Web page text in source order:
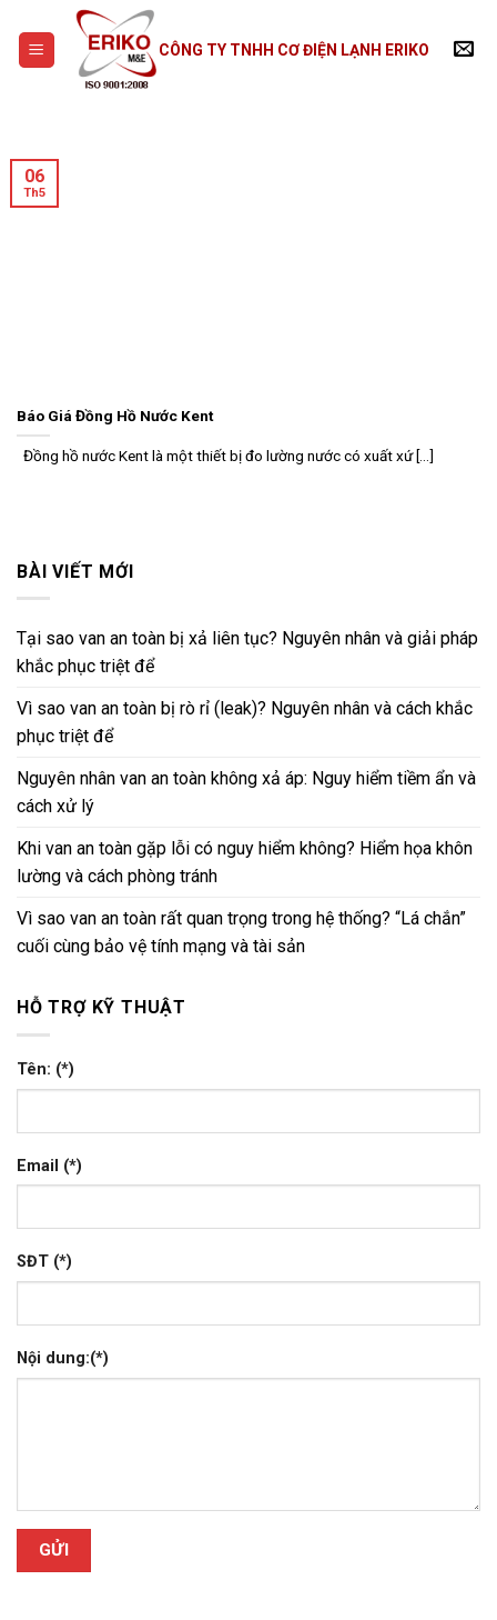
content
CÔNG TY TNHH CƠ ĐIỆN LẠNH ERIKO
Báo Giá Đồng Hồ Nước Kent
Đồng hồ nước Kent là một thiết bị đo lường nước có xuất xứ [...]
06
Th5
BÀI VIẾT MỚI
Tại sao van an toàn bị xả liên tục? Nguyên nhân và giải pháp
khắc phục triệt để
Vì sao van an toàn bị rò rỉ (leak)? Nguyên nhân và cách khắc
phục triệt để
Nguyên nhân van an toàn không xả áp: Nguy hiểm tiềm ẩn và
cách xử lý
Khi van an toàn gặp lỗi có nguy hiểm không? Hiểm họa khôn
lường và cách phòng tránh
Vì sao van an toàn rất quan trọng trong hệ thống? “Lá chắn”
cuối cùng bảo vệ tính mạng và tài sản
HỖ TRỢ KỸ THUẬT
Tên: (*)
Email (*)
SĐT (*)
Nội dung:(*)